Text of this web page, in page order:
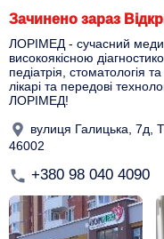
Зачинено зараз
ЛОРІМЕД - сучасний
високоякісною
педіатрія, стоматологія
лікарі та передові
ЛОРІМЕД!
вулиця Галицька, 7д,
46002
+380 98 040 4090